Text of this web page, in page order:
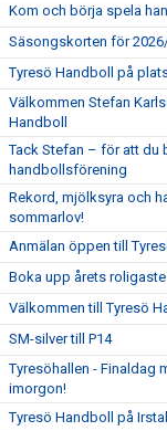
Kom och börja spela
Säsongskorten för
Tyresö Handboll på
Välkommen Stefan
Handboll
Tack Stefan – för att du
handbollsförening
Rekord, mjölksyra och
sommarlov!
Anmälan öppen till
Boka upp årets
Välkommen till Tyresö
SM-silver till P14
Tyresöhallen - Finaldag
imorgon!
Tyresö Handboll på